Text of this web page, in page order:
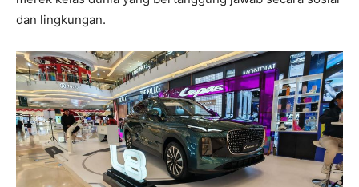
dan lingkungan.